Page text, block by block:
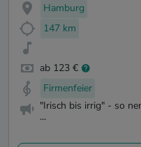
Hamburg
147 km
ab 123 €
Firmenfeier
"Irisch bis irrig" - so
...